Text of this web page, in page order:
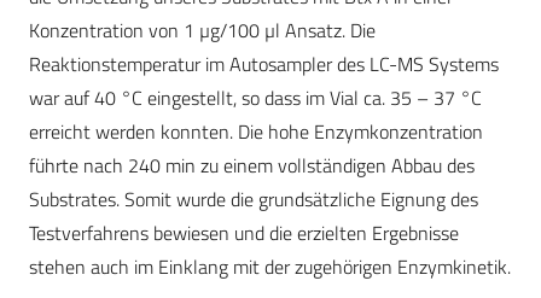
Konzentration von 1 µg/100 µl Ansatz. Die
Reaktionstemperatur im Autosampler des LC-MS Systems
war auf 40 °C eingestellt, so dass im Vial ca. 35 – 37 °C
erreicht werden konnten. Die hohe Enzymkonzentration
führte nach 240 min zu einem vollständigen Abbau des
Substrates. Somit wurde die grundsätzliche Eignung des
Testverfahrens bewiesen und die erzielten Ergebnisse
stehen auch im Einklang mit der zugehörigen Enzymkinetik.